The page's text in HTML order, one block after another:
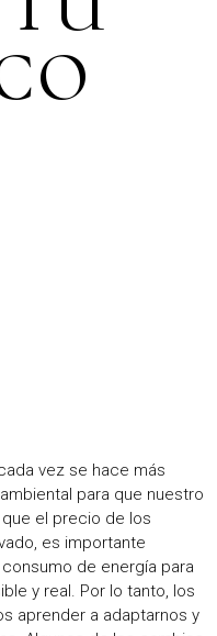
vez se hace más
para que nuestro
el precio de los
es importante
de energía para
y real. Por lo tanto, los
aprender a adaptarnos y